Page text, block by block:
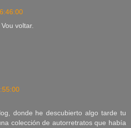
voltar.
donde he descubierto algo tarde tu
colección de autorretratos que había